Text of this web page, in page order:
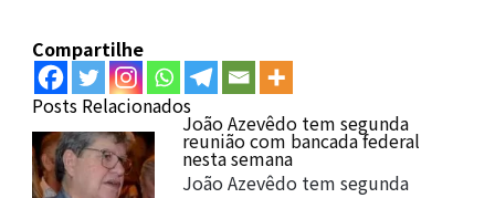
Compartilhe
Posts Relacionados
João Azevêdo tem segunda
reunião com bancada federal
nesta semana
João Azevêdo tem segunda